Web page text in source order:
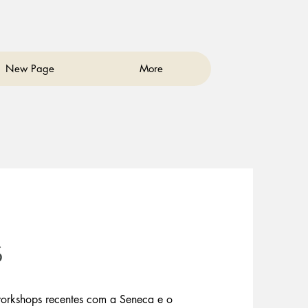
New Page More
recentes com a Seneca e o